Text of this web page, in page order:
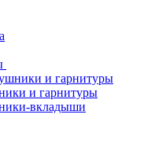
и гарнитуры
и гарнитуры
вкладыши